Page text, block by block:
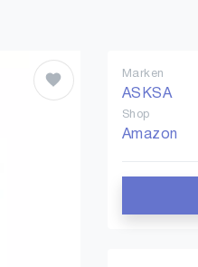
Marken
ASKSA
Shop
Amazon